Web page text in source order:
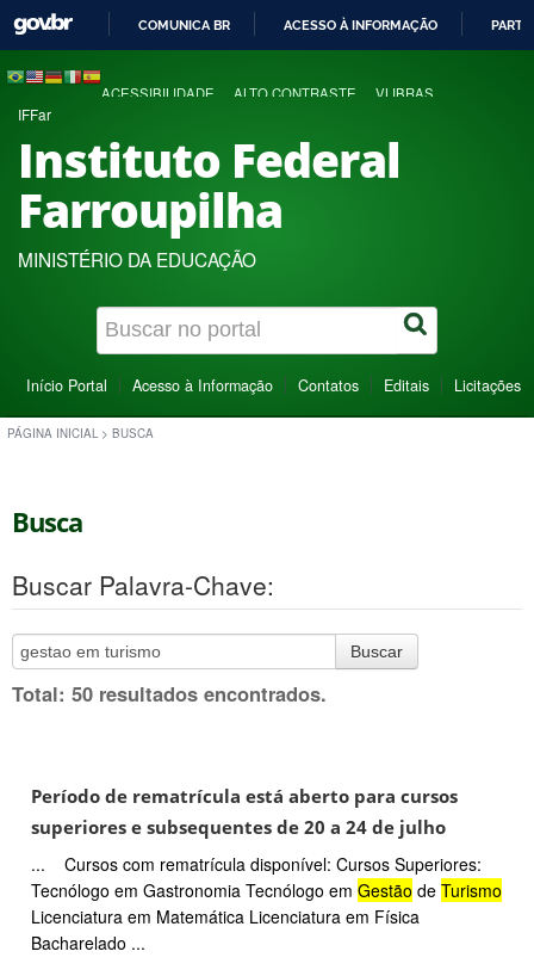
COMUNICA BR ACESSO À INFORMAÇÃO
ACESSIBILIDADE ALTO CONTRASTE VLIBRAS
IFFar
Instituto Federal
Farroupilha
MINISTÉRIO DA EDUCAÇÃO
Início Portal Acesso à Informação Contatos Editais Licitações
PÁGINA INICIAL > BUSCA
Busca
Buscar Palavra-Chave:
Buscar
Total: 50 resultados encontrados.
Período de rematrícula está aberto para cursos
superiores e subsequentes de 20 a 24 de julho
... Cursos com rematrícula disponível: Cursos Superiores:
Tecnólogo em Gastronomia Tecnólogo em Gestão de Turismo
Licenciatura em Matemática Licenciatura em Física
Bacharelado ...